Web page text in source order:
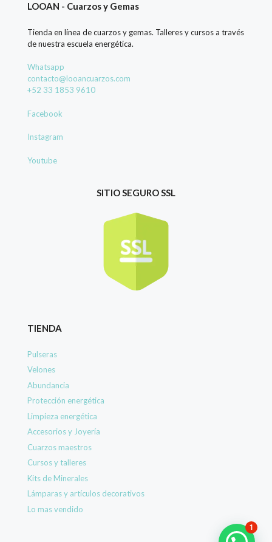
LOOAN - Cuarzos y Gemas
Tienda en línea de cuarzos y gemas. Talleres y cursos a través
de nuestra escuela energética.
Whatsapp
contacto@looancuarzos.com
+52 33 1853 9610
Facebook
Instagram
Youtube
SITIO SEGURO SSL
TIENDA
Pulseras
Velones
Abundancia
Protección energética
Limpieza energética
Accesorios y Joyería
Cuarzos maestros
Cursos y talleres
Kits de Minerales
Lámparas y artículos decorativos
Lo mas vendido
1